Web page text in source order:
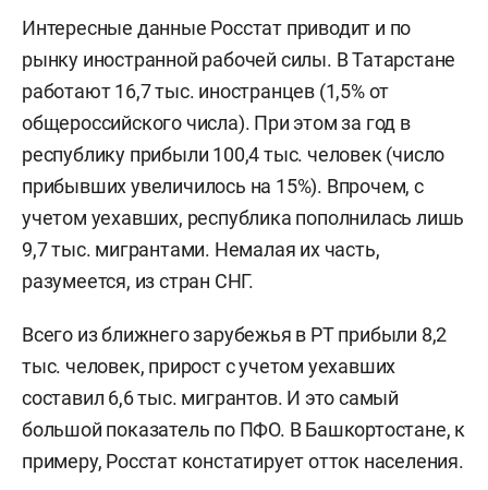
Интересные данные Росстат приводит и по
рынку иностранной рабочей силы. В Татарстане
работают 16,7 тыс. иностранцев (1,5% от
общероссийского числа). При этом за год в
республику прибыли 100,4 тыс. человек (число
прибывших увеличилось на 15%). Впрочем, с
учетом уехавших, республика пополнилась лишь
9,7 тыс. мигрантами. Немалая их часть,
разумеется, из стран СНГ.
Всего из ближнего зарубежья в РТ прибыли 8,2
тыс. человек, прирост с учетом уехавших
составил 6,6 тыс. мигрантов. И это самый
большой показатель по ПФО. В Башкортостане, к
примеру, Росстат констатирует отток населения.